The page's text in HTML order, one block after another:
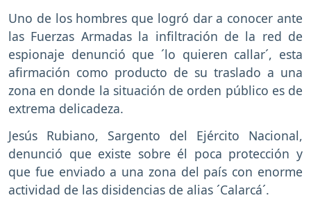
Uno de los hombres que logró dar a conocer ante
las Fuerzas Armadas la infiltración de la red de
espionaje denunció que ´lo quieren callar´, esta
afirmación como producto de su traslado a una
zona en donde la situación de orden público es de
extrema delicadeza.
Jesús Rubiano, Sargento del Ejército Nacional,
denunció que existe sobre él poca protección y
que fue enviado a una zona del país con enorme
actividad de las disidencias de alias ´Calarcá´.